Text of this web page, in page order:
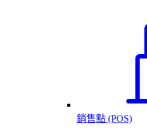
銷售點 (POS)